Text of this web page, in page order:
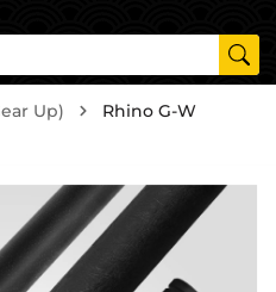
Up)
Rhino G-W